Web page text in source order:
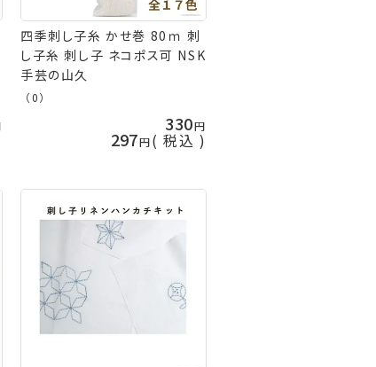
四季刺し子糸 かせ巻 80ｍ 刺
し子糸 刺し子 ネコポス可 NSK
手芸の山久
（0）
330
297 税込